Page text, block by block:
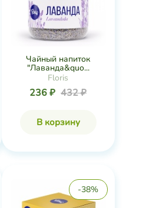
Чайный напиток
"Лаванда&quo...
Floris
236 ₽ 432 ₽
В корзину
-38%